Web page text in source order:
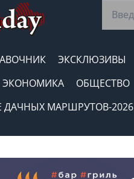
ЭКСКЛЮЗИВЫ
ЭКОНОМИКА ОБЩЕСТВО
ДАЧНЫХ МАРШРУТОВ-2026